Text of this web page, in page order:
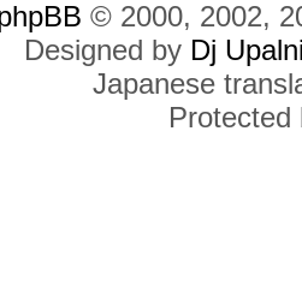
© 2000, 2002,
Designed by Dj
Japanese